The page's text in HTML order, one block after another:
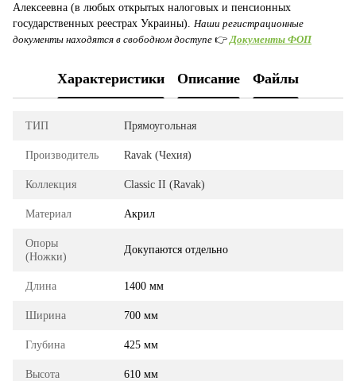
Алексеевна (в любых открытых налоговых и пенсионных
государственных реестрах Украины). Наши регистрационные
документы находятся в свободном доступе 👉 Документы ФОП
Характеристики Описание Файлы
ТИП Прямоугольная
Производитель Ravak (Чехия)
Коллекция Classic II (Ravak)
Материал Акрил
Опоры
(Ножки)
Докупаются отдельно
Длина 1400 мм
Ширина 700 мм
Глубина 425 мм
Высота 610 мм